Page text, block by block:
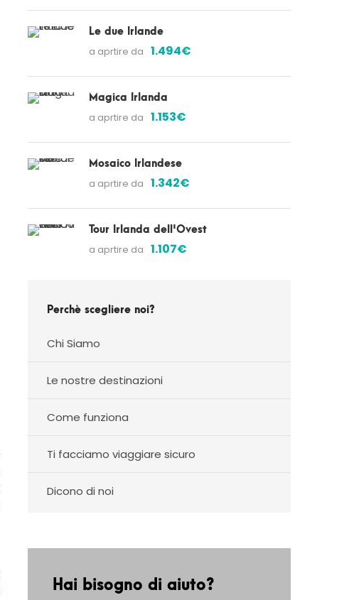
Le due Irlande
a aprtire da 1.494€
Magica Irlanda
a aprtire da 1.153€
Mosaico Irlandese
a aprtire da 1.342€
Tour Irlanda dell'Ovest
a aprtire da 1.107€
Perchè scegliere noi?
Chi Siamo
Le nostre destinazioni
Come funziona
Ti facciamo viaggiare sicuro
Dicono di noi
Hai bisogno di aiuto?